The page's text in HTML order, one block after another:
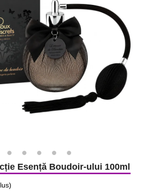
Esență Boudoir-ului 100ml